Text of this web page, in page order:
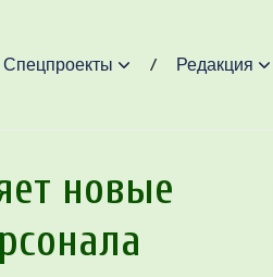
Спецпроекты Редакция
новые